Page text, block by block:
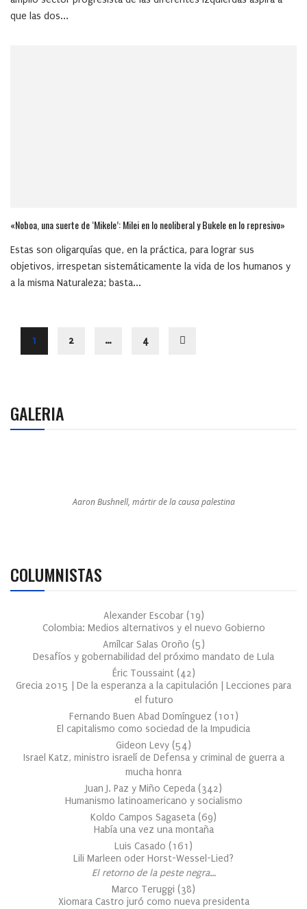
que las dos...
«Noboa, una suerte de ‘Mikele’: Milei en lo neoliberal y Bukele en lo represivo»
Estas son oligarquías que, en la práctica, para lograr sus
objetivos, irrespetan sistemáticamente la vida de los humanos y
a la misma Naturaleza; basta...
1 2 … 4
GALERIA
Aaron Bushnell, mártir de la causa palestina
COLUMNISTAS
Alexander Escobar (19)
Colombia: Medios alternativos y el nuevo Gobierno
Amílcar Salas Oroño (5)
Desafíos y gobernabilidad del próximo mandato de Lula
Éric Toussaint (42)
Grecia 2015 | De la esperanza a la capitulación | Lecciones para
el futuro
Fernando Buen Abad Domínguez (101 )
El capitalismo como sociedad de la Impudicia
Gideon Levy (54)
Israel Katz, ministro israelí de Defensa y criminal de guerra a
mucha honra
Juan J. Paz y Miño Cepeda (342)
Humanismo latinoamericano y socialismo
Koldo Campos Sagaseta (69)
Había una vez una montaña
Luis Casado (161 )
Lili Marleen oder Horst-Wessel-Lied?
El retorno de la peste negra…
Marco Teruggi (38)
Xiomara Castro juró como nueva presidenta